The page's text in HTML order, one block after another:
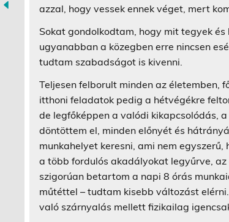
azzal, hogy vessek ennek véget, mert
Sokat gondolkodtam, hogy mit tegyek
ugyanabban a közegben erre nincsen
tudtam szabadságot is kivenni.
Teljesen felborult minden az életemben,
itthoni feladatok pedig a hétvégékre
de legfőképpen a valódi kikapcsolódás,
döntöttem el, minden előnyét és
munkahelyet keresni, ami nem
a több fordulós akadályokat legyűrve,
szigorúan betartom a napi 8 órás
műtéttel – tudtam kisebb változást
való szárnyalás mellett fizikailag